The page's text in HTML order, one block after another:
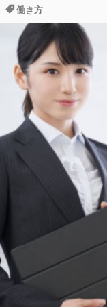
働き方